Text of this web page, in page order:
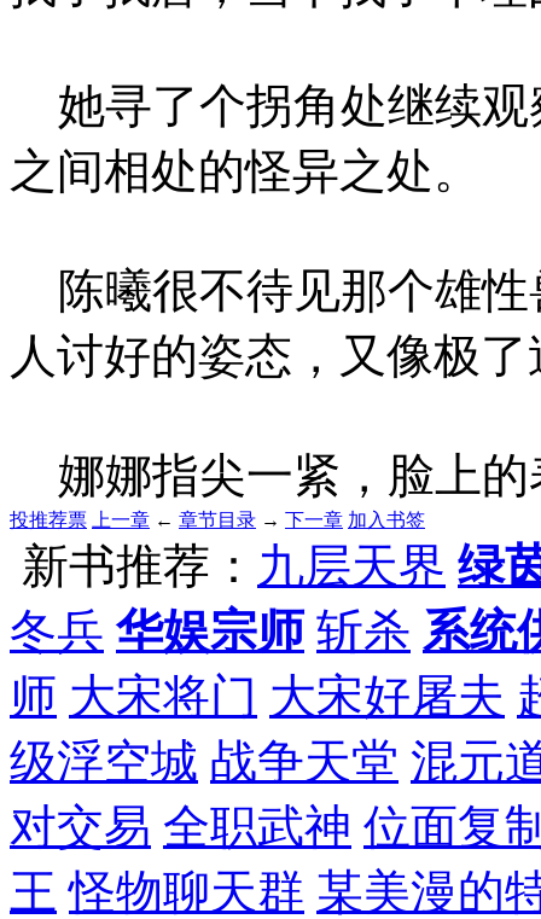
她寻了个拐角处继续观
之间相处的怪异之处。
陈曦很不待见那个雄性
人讨好的姿态，又像极
娜娜指尖一紧，脸上的
投推荐票 上一章 ← 章节目录 → 下一章 加入书签
新书推荐： 九层天界 绿
冬兵 华娱宗师 斩杀 系统
师 大宋将门 大宋好屠夫
级浮空城 战争天堂 混元
对交易 全职武神 位面复
王 怪物聊天群 某美漫的